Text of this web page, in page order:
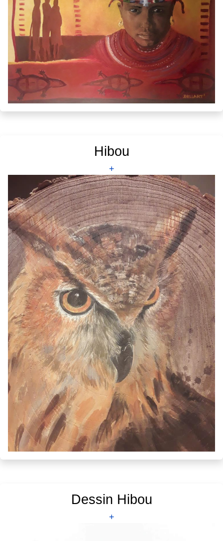
Hibou
+
Dessin Hibou
+